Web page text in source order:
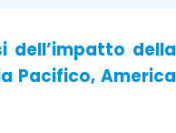
dell’impatto della
Pacifico, America